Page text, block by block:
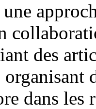
des
organisant
dans